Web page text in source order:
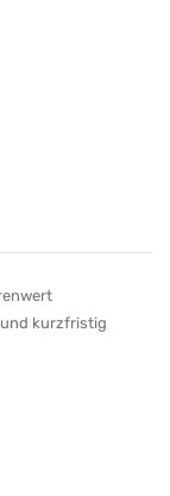
und kurzfristig